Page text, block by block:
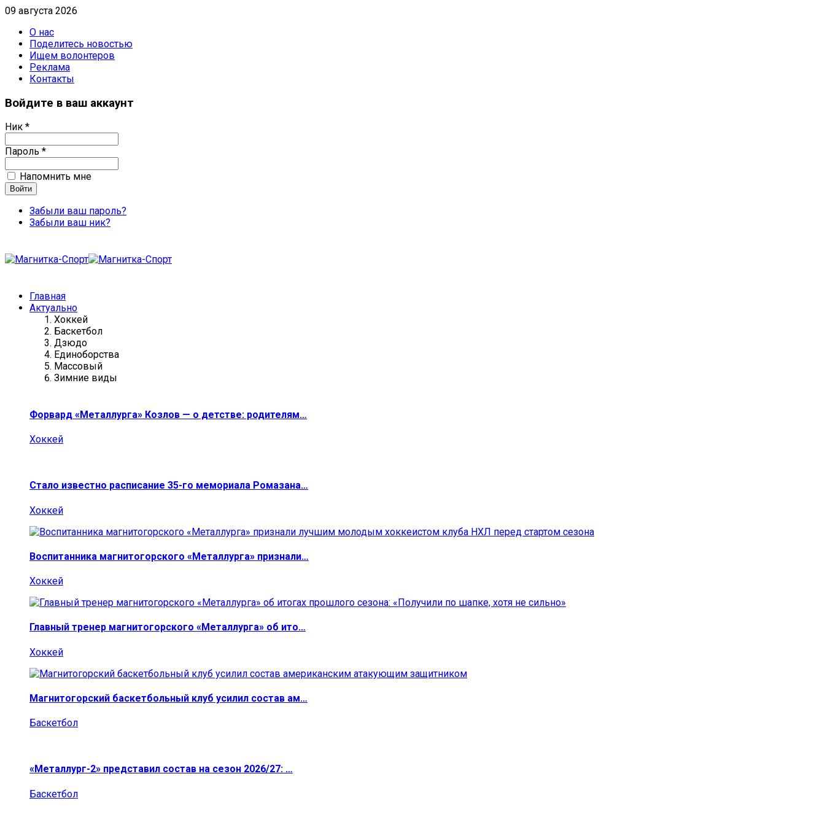
09 августа 2026
О нас
Поделитесь новостью
Ищем волонтеров
Реклама
Контакты
Войдите в ваш аккаунт
Ник *
Пароль *
Напомнить мне
Забыли ваш пароль?
Забыли ваш ник?
Главная
Актуально
Хоккей
Баскетбол
Дзюдо
Единоборства
Массовый
Зимние виды
Форвард «Металлурга» Козлов — о детстве: родителям…
Хоккей
Стало известно расписание 35-го мемориала Ромазана…
Хоккей
Воспитанника магнитогорского «Металлурга» признали…
Хоккей
Главный тренер магнитогорского «Металлурга» об ито…
Хоккей
Магнитогорский баскетбольный клуб усилил состав ам…
Баскетбол
«Металлург-2» представил состав на сезон 2026/27: …
Баскетбол